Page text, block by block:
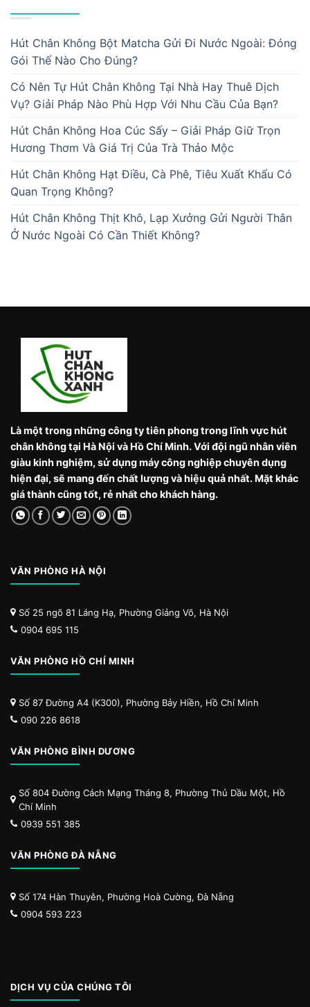
Hút Chân Không Bột Matcha Gửi Đi Nước Ngoài: Đóng
Gói Thế Nào Cho Đúng?
Có Nên Tự Hút Chân Không Tại Nhà Hay Thuê Dịch
Vụ? Giải Pháp Nào Phù Hợp Với Nhu Cầu Của Bạn?
Hút Chân Không Hoa Cúc Sấy – Giải Pháp Giữ Trọn
Hương Thơm Và Giá Trị Của Trà Thảo Mộc
Hút Chân Không Hạt Điều, Cà Phê, Tiêu Xuất Khẩu Có
Quan Trọng Không?
Hút Chân Không Thịt Khô, Lạp Xưởng Gửi Người Thân
Ở Nước Ngoài Có Cần Thiết Không?
Là một trong những công ty tiên phong trong lĩnh vực hút
chân không tại Hà Nội và Hồ Chí Minh. Với đội ngũ nhân viên
giàu kinh nghiệm, sử dụng máy công nghiệp chuyên dụng
hiện đại, sẽ mang đến chất lượng và hiệu quả nhất. Mặt khác
giá thành cũng tốt, rẻ nhất cho khách hàng.
VĂN PHÒNG HÀ NỘI
Số 25 ngõ 81 Láng Hạ, Phường Giảng Võ, Hà Nội
0904 695 115
VĂN PHÒNG HỒ CHÍ MINH
Số 87 Đường A4 (K300), Phường Bảy Hiền, Hồ Chí Minh
090 226 8618
VĂN PHÒNG BÌNH DƯƠNG
Số 804 Đường Cách Mạng Tháng 8, Phường Thủ Dầu Một, Hồ
Chí Minh
0939 551 385
VĂN PHÒNG ĐÀ NẴNG
Số 174 Hàn Thuyên, Phường Hoà Cường, Đà Nẵng
0904 593 223
DỊCH VỤ CỦA CHÚNG TÔI